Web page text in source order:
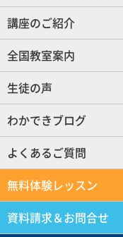
講座のご紹介
全国教室案内
生徒の声
わかできブログ
よくあるご質問
無料体験レッスン
資料請求＆お問合せ